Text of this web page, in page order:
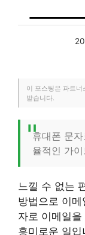
이 포스팅은 파트
받습니다.
휴대폰 문
율적인 가이
느낄 수 없는
방법으로 이
자로 이메일
흥미로운 일